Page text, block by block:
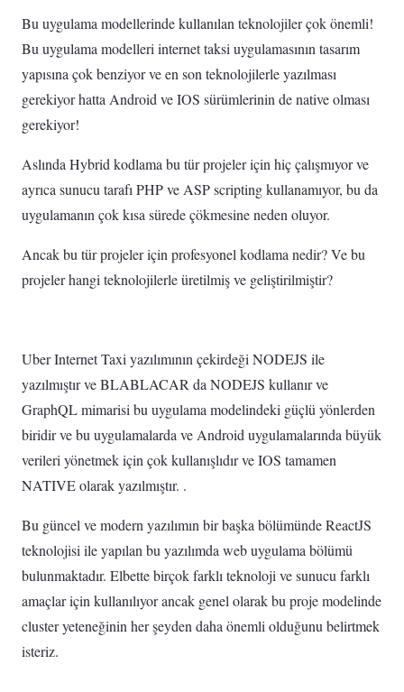
Bu uygulama modellerinde kullanılan teknolojiler çok önemli!‌
Bu uygulama modelleri internet taksi uygulamasının tasarım
yapısına çok benziyor ve en son teknolojilerle yazılması
gerekiyor hatta Android ve IOS sürümlerinin de native olması
gerekiyor!
Aslında Hybrid kodlama bu tür projeler için hiç çalışmıyor ve
ayrıca sunucu tarafı PHP ve ASP scripting kullanamıyor, bu da
uygulamanın çok kısa sürede çökmesine neden oluyor.
Ancak bu tür projeler için profesyonel kodlama nedir? Ve bu
projeler hangi teknolojilerle üretilmiş ve geliştirilmiştir?
Uber Internet Taxi yazılımının çekirdeği NODEJS ile
yazılmıştır ve BLABLACAR da NODEJS kullanır ve
GraphQL mimarisi bu uygulama modelindeki güçlü yönlerden
biridir ve bu uygulamalarda ve Android uygulamalarında büyük
verileri yönetmek için çok kullanışlıdır ve IOS tamamen
NATIVE olarak yazılmıştır. .
Bu güncel ve modern yazılımın bir başka bölümünde ReactJS
teknolojisi ile yapılan bu yazılımda web uygulama bölümü
bulunmaktadır. Elbette birçok farklı teknoloji ve sunucu farklı
amaçlar için kullanılıyor ancak genel olarak bu proje modelinde
cluster yeteneğinin her şeyden daha önemli olduğunu belirtmek
isteriz.